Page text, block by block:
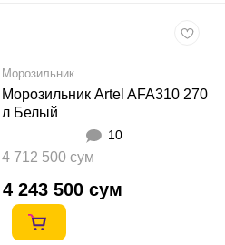
Морозильник
Морозильник Artel AFA310 270
л Белый
10
4 712 500 сум
4 243 500 сум